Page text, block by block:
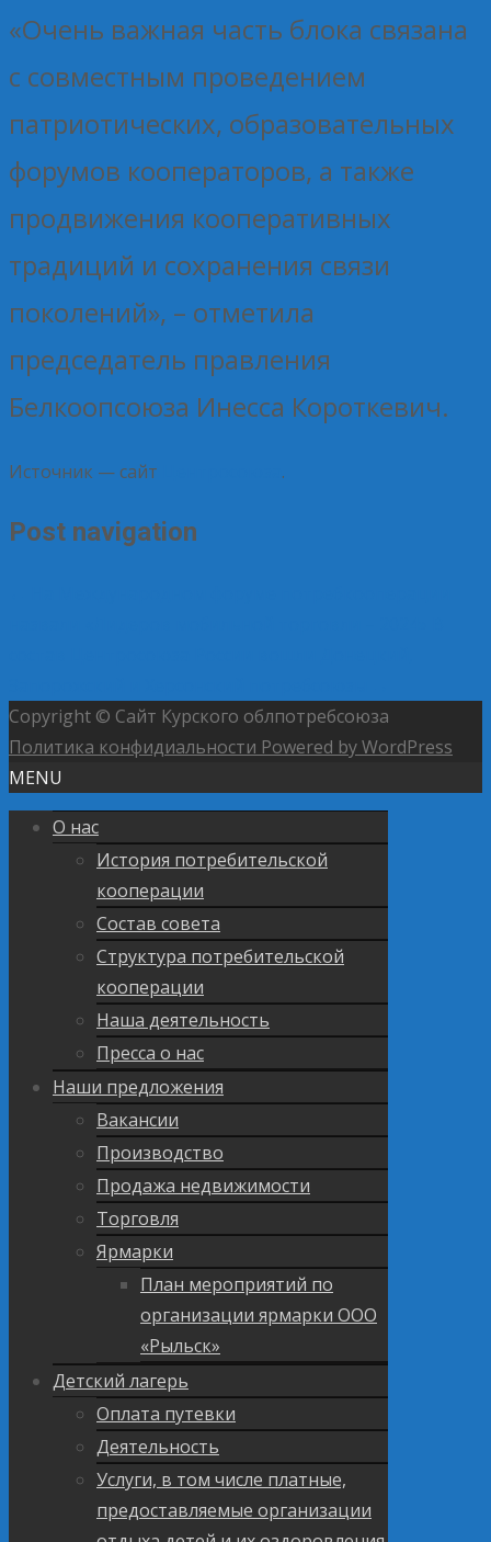
«Очень важная часть блока связана
с совместным проведением
патриотических, образовательных
форумов кооператоров, а также
продвижения кооперативных
традиций и сохранения связи
поколений», – отметила
председатель правления
Белкоопсоюза Инесса Короткевич.
Источник — сайт .
Post navigation
Copyright © Сайт Курского облпотребсоюза
Политика конфидиальности Powered by WordPress
MENU
О нас
История потребительской
кооперации
Состав совета
Структура потребительской
кооперации
Наша деятельность
Пресса о нас
Наши предложения
Вакансии
Производство
Продажа недвижимости
Торговля
Ярмарки
План мероприятий по
организации ярмарки ООО
«Рыльск»
Детский лагерь
Оплата путевки
Деятельность
Услуги, в том числе платные,
предоставляемые организации